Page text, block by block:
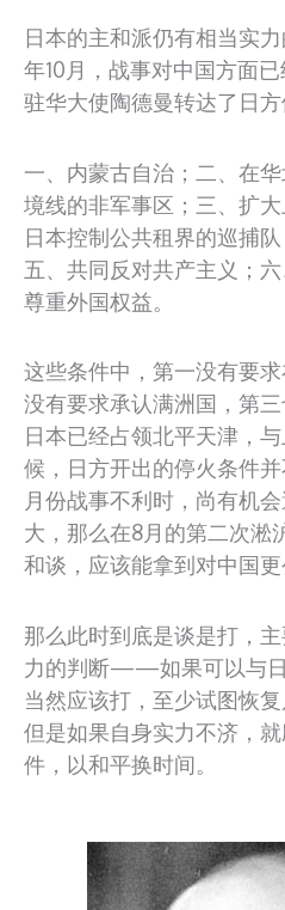
日本的主和派仍有相当实
年10月，战事对中国方面
驻华大使陶德曼转达了日方
一、内蒙古自治；二、在
境线的非军事区；三、扩
日本控制公共租界的巡捕
五、共同反对共产主义；六
尊重外国权益。
这些条件中，第一没有要
没有要求承认满洲国，第
日本已经占领北平天津，
候，日方开出的停火条件
月份战事不利时，尚有机
大，那么在8月的第二次淞
和谈，应该能拿到对中国更
那么此时到底是谈是打，
力的判断——如果可以与
当然应该打，至少试图恢复
但是如果自身实力不济，
件，以和平换时间。